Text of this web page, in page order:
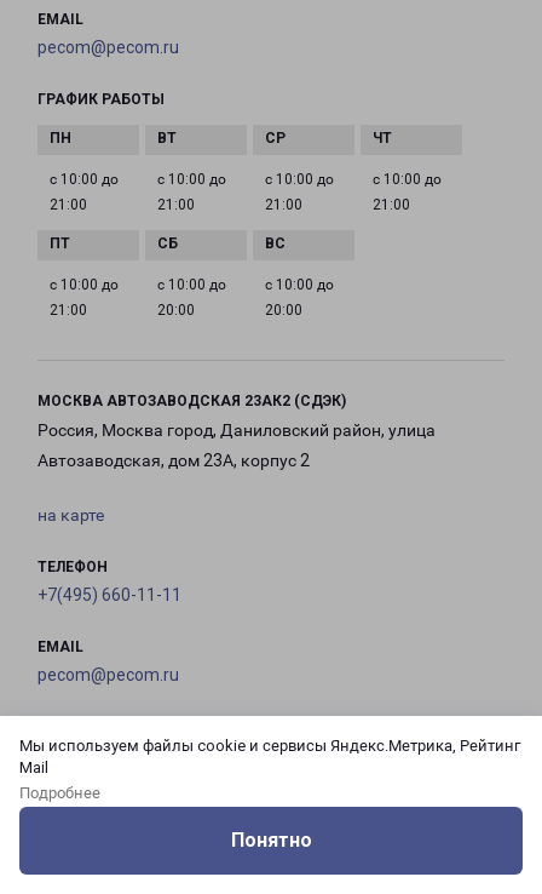
Мы используем файлы cookie и сервисы Яндекс.Метрика, Рейтинг
Mail
Подробнее
Понятно
EMAIL
pecom@pecom.ru
ГРАФИК РАБОТЫ
с 10:00 до
21:00
с 10:00 до
21:00
с 10:00 до
21:00
с 10:00 до
21:00
с 10:00 до
21:00
с 10:00 до
20:00
с 10:00 до
20:00
МОСКВА АВТОЗАВОДСКАЯ 23АК2 (СДЭК)
Россия, Москва город, Даниловский район, улица
Автозаводская, дом 23А, корпус 2
на карте
ТЕЛЕФОН
+7(495) 660-11-11
EMAIL
pecom@pecom.ru
с 10:00 до
с 10:00 до
с 10:00 до
21:00
с 10:00 до